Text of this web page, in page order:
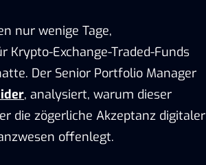
nur wenige Tage,
Krypto-Exchange-Traded-Funds
Der Senior Portfolio Manager
, analysiert, warum dieser
die zögerliche Akzeptanz digitaler
offenlegt.